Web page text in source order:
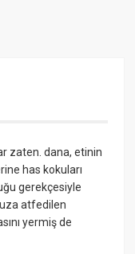
zaten. dana, etinin
has kokuları
gerekçesiyle
atfedilen
yermiş de